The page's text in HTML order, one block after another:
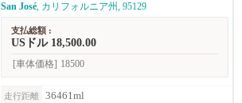
San José, カリフォルニア州, 95129
支払総額 :
USドル 18,500.00
[車体価格] 18500
走行距離
36461ml